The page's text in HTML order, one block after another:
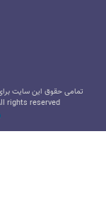
تمامی حقوق این سایت
rights reserved